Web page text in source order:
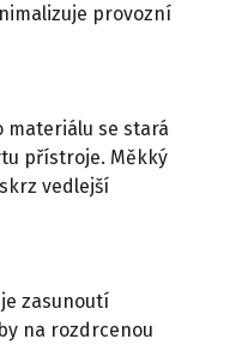
provozní
materiálu se stará
přístroje. Měkký
vedlejší
zasunoutí
na rozdrcenou